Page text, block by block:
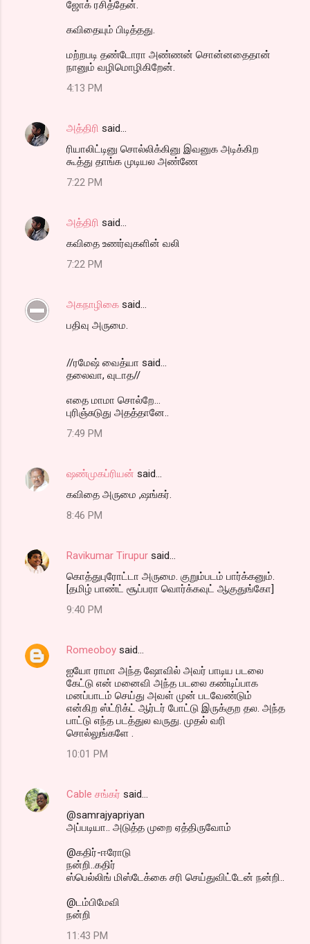
ஜோக் ரசித்தேன்.
கவிதையும் பிடித்தது.
மற்றபடி தண்டோரா அண்ணன் சொன்னதைதான்
நானும் வழிமொழிகிறேன்.
4:13 PM
அத்திரி said…
ரியாலிட்டினு சொல்லிக்கினு இவனுக அடிக்கிற
கூத்து தாங்க முடியல அண்ணே
7:22 PM
அத்திரி said…
கவிதை உணர்வுகளின் வலி
7:22 PM
அகநாழிகை said…
பதிவு அருமை.
//ரமேஷ் வைத்யா said...
தலைவா, வுடாத‌//
எதை மாமா சொல்றே...
புரிஞ்சுடுது அதத்தானே..
7:49 PM
ஷண்முகப்ரியன் said…
கவிதை அருமை ,ஷங்கர்.
8:46 PM
Ravikumar Tirupur said…
கொத்துபுரோட்டா அருமை. குறும்படம் பார்க்கனும்.
[தமிழ் பாண்ட் சூப்பரா வொர்க்கவுட் ஆகுதுங்கோ]
9:40 PM
Romeoboy said…
ஐயோ ராமா அந்த ஷோவில் அவர் பாடிய படலை
கேட்டு என் மனைவி அந்த படலை கண்டிப்பாக
மனப்பாடம் செய்து அவள் முன் படவேண்டும்
என்கிற ஸ்ட்ரிக்ட் ஆர்டர் போட்டு இருக்குற தல. அந்த
பாட்டு எந்த படத்துல வருது. முதல் வரி
சொல்லுங்களே .
10:01 PM
Cable சங்கர் said…
@samrajyapriyan
அப்படியா.. அடுத்த முறை ஏத்திருவோம்
@கதிர்-ஈரோடு
நன்றி..கதிர்
ஸ்பெல்லிங் மிஸ்டேக்கை சரி செய்துவிட்டேன் நன்றி..
@டம்பிமேவி
நன்றி
11:43 PM